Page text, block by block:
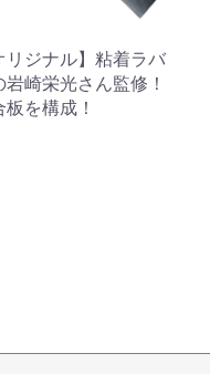
リジナル】粘着ラバ
崎栄光さん監修！
を構成！